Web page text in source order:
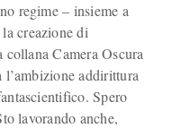
regime – insieme a
creazione di
Camera Oscura
l’ambizione addirittura
Spero
lavorando anche,